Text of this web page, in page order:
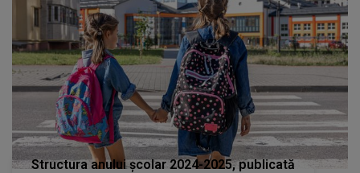
Structura anului școlar 2024-2025, publicată